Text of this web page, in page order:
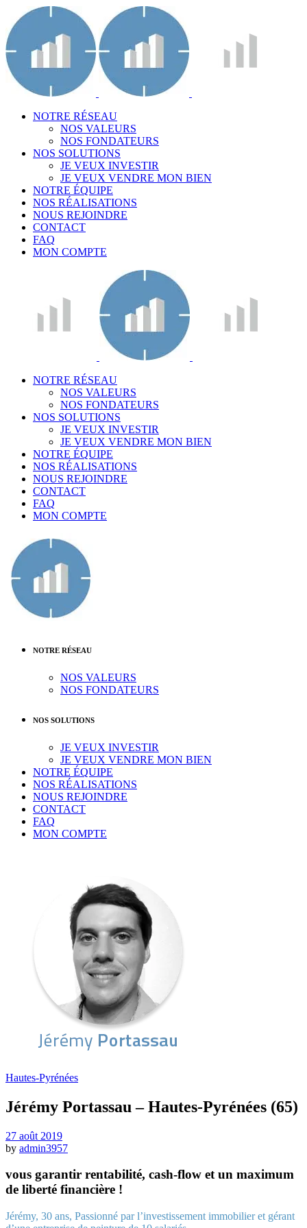
NOTRE RÉSEAU
NOS VALEURS
NOS FONDATEURS
NOS SOLUTIONS
JE VEUX INVESTIR
JE VEUX VENDRE MON BIEN
NOTRE ÉQUIPE
NOS RÉALISATIONS
NOUS REJOINDRE
CONTACT
FAQ
MON COMPTE
NOTRE RÉSEAU
NOS VALEURS
NOS FONDATEURS
NOS SOLUTIONS
JE VEUX INVESTIR
JE VEUX VENDRE MON BIEN
NOTRE ÉQUIPE
NOS RÉALISATIONS
NOUS REJOINDRE
CONTACT
FAQ
MON COMPTE
NOTRE RÉSEAU
NOS VALEURS
NOS FONDATEURS
NOS SOLUTIONS
JE VEUX INVESTIR
JE VEUX VENDRE MON BIEN
NOTRE ÉQUIPE
NOS RÉALISATIONS
NOUS REJOINDRE
CONTACT
FAQ
MON COMPTE
Hautes-Pyrénées
Jérémy Portassau – Hautes-Pyrénées (65)
27 août 2019
by admin3957
vous garantir rentabilité, cash-flow et un maximum
de liberté financière !
Jérémy, 30 ans, Passionné par l’investissement immobilier et gérant